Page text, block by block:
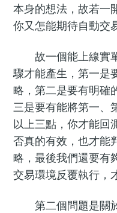
本身的想法，故若一
你又怎能期待自動交
故一個能上線實
驟才能產生，第一是
略，第二是要有明確
三是要有能將第一、
以上三點，你才能回
否真的有效，也才能
略，最後我們還要有
交易環境反覆執行，
第二個問題是關